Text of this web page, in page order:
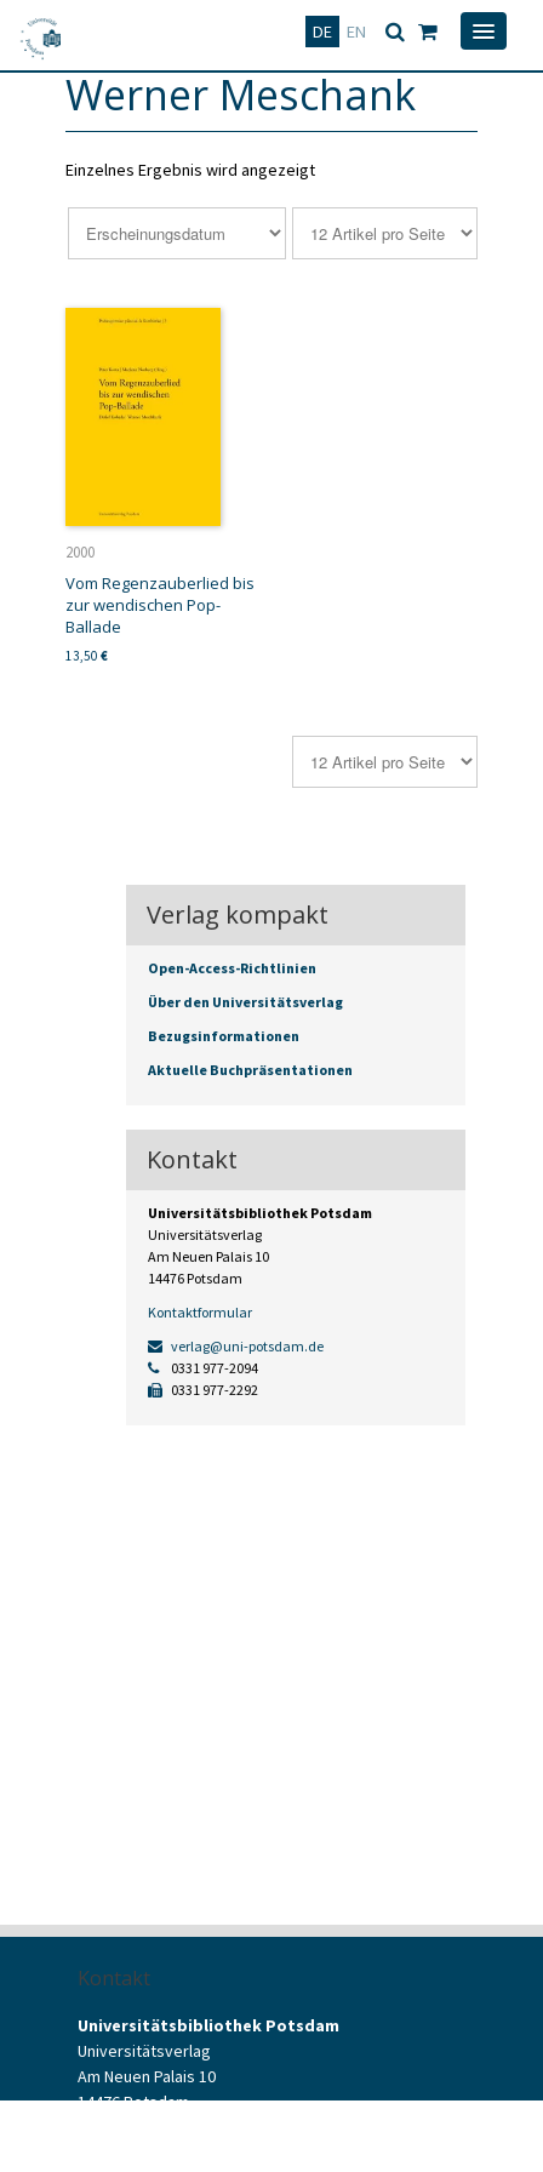
DE EN
Deutsch
Werner Meschank
Einzelnes Ergebnis wird angezeigt
2000
Vom Regenzauberlied bis
zur wendischen Pop-
Ballade
13,50 €
Verlag kompakt
Open-Access-Richtlinien
Über den Universitätsverlag
Bezugsinformationen
Aktuelle Buchpräsentationen
Kontakt
Universitätsbibliothek Potsdam
Universitätsverlag
Am Neuen Palais 10
14476 Potsdam
Kontaktformular
verlag@uni-potsdam.de
0331 977-2094
0331 977-2292
Kontakt
Universitätsbibliothek Potsdam
Universitätsverlag
Am Neuen Palais 10
14476 Potsdam